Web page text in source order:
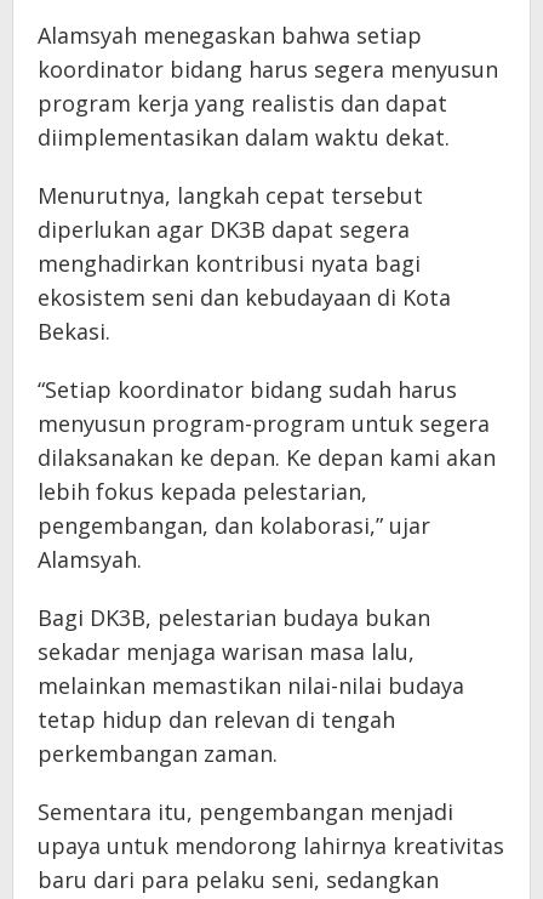
Alamsyah menegaskan bahwa setiap
koordinator bidang harus segera menyusun
program kerja yang realistis dan dapat
diimplementasikan dalam waktu dekat.
Menurutnya, langkah cepat tersebut
diperlukan agar DK3B dapat segera
menghadirkan kontribusi nyata bagi
ekosistem seni dan kebudayaan di Kota
Bekasi.
“Setiap koordinator bidang sudah harus
menyusun program-program untuk segera
dilaksanakan ke depan. Ke depan kami akan
lebih fokus kepada pelestarian,
pengembangan, dan kolaborasi,” ujar
Alamsyah.
Bagi DK3B, pelestarian budaya bukan
sekadar menjaga warisan masa lalu,
melainkan memastikan nilai-nilai budaya
tetap hidup dan relevan di tengah
perkembangan zaman.
Sementara itu, pengembangan menjadi
upaya untuk mendorong lahirnya kreativitas
baru dari para pelaku seni, sedangkan